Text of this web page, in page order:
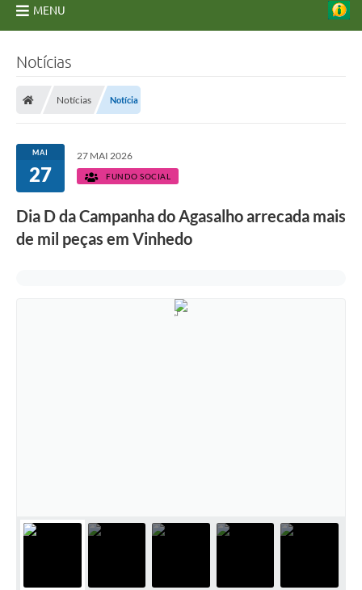
MENU
Licitações
Transparência
Concursos e Processos Seletivos
Inclusão e Acessibilidade
Sistema de Protocolo
Notícias
Notícias Notícia
MAI
27
27 MAI 2026
FUNDO SOCIAL
Dia D da Campanha do Agasalho arrecada mais
de mil peças em Vinhedo